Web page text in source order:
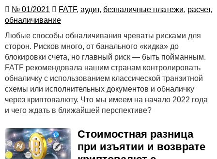
№ 01/2021
FATF, аудит, безналичные платежи, расчет,
обналичивание
Любые способы обналичивания чреваты рисками для
сторон. Рисков много, от банального «кидка» до
блокировки счета, но главный риск — быть пойманным.
FATF рекомендовала нашим странам контролировать
обналичку с использованием классической транзитной
схемы или исполнительных документов и обналичку
через криптовалюту. Что мы имеем на начало 2022 года
и чего ждать в ближайшей перспективе?
Стоимостная разница
при изъятии и возврате